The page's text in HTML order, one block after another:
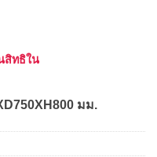
สิทธิใน
มม.